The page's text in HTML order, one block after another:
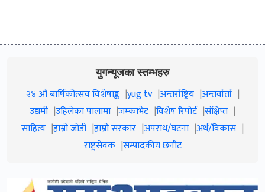
युगन्यूजका स्तम्भहरु
२४ औं बार्षिकोत्सव विशेषाङ्क yug tv अन्तर्राष्ट्रिय अन्तर्वार्ता
उद्यमी उहिलेका पालामा जम्काभेट विशेष रिपोर्ट संक्षिप्त
साहित्य हाम्रो जाेडी हाम्रो सरकार अपराध/घटना अर्थ/विकास
राष्ट्रसेवक सम्पादकीय छनौट